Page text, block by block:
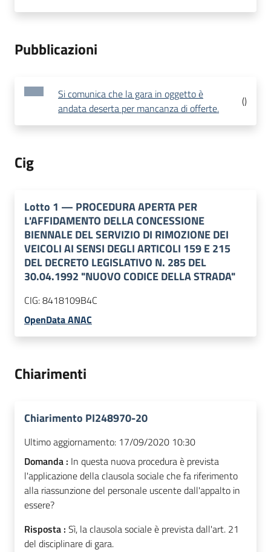
Pubblicazioni
Si comunica che la gara in oggetto è
andata deserta per mancanza di offerte.
()
Cig
Lotto 1 — PROCEDURA APERTA PER
L'AFFIDAMENTO DELLA CONCESSIONE
BIENNALE DEL SERVIZIO DI RIMOZIONE DEI
VEICOLI AI SENSI DEGLI ARTICOLI 159 E 215
DEL DECRETO LEGISLATIVO N. 285 DEL
30.04.1992 "NUOVO CODICE DELLA STRADA"
CIG:8418109B4C
OpenData ANAC
Chiarimenti
Chiarimento PI248970-20
Ultimo aggiornamento: 17/09/2020 10:30
Domanda : In questa nuova procedura è prevista
l'applicazione della clausola sociale che fa riferimento
alla riassunzione del personale uscente dall'appalto in
essere?
Risposta : Sì, la clausola sociale è prevista dall'art. 21
del disciplinare di gara.